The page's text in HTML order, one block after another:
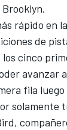
rápido en
de
cinco
avanzar
fila
solamente